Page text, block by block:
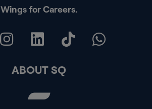
Wings for Careers.
ABOUT SQ